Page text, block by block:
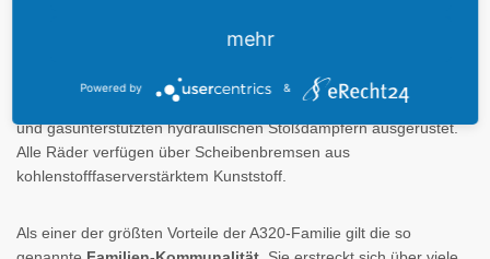
nach vorn einzieh- und steuerbare Bugrad als auch das zum
Rumpf einziehbare Hauptfahrwerk ist mit je einem Zwillingsreifen
und gasunterstützten hydraulischen Stoßdämpfern ausgerüstet.
Alle Räder verfügen über Scheibenbremsen aus
kohlenstofffaserverstärktem Kunststoff.
Als einer der größten Vorteile der A320-Familie gilt die so
mehr
Powered by &